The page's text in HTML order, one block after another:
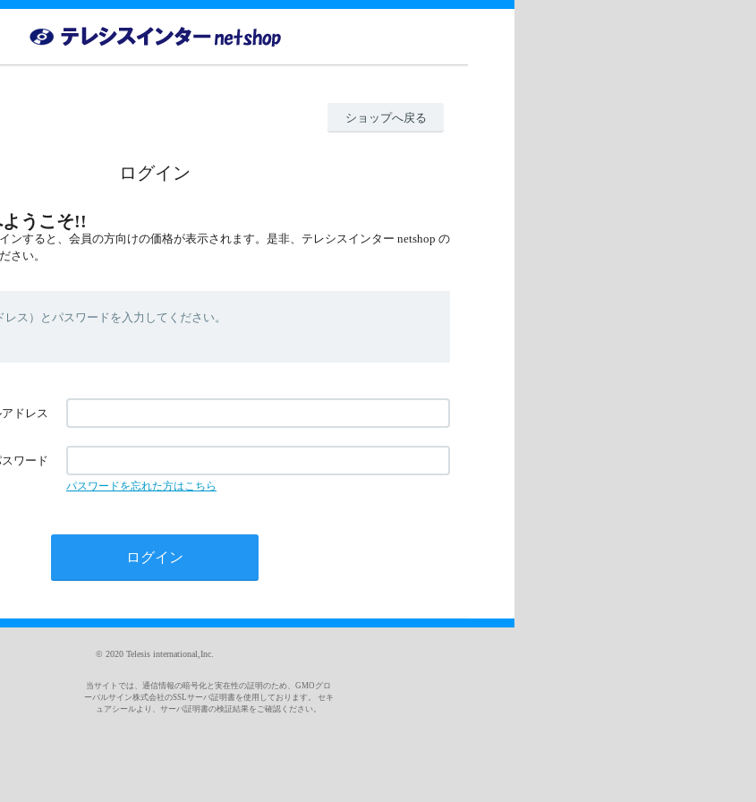
ショップへ戻る
ログイン
うこそ!!
ンすると、会員の方向けの価格が表示されます。是非、テレシスインター netshop の
さい。
ス）とパスワードを入力してください。
ドレス
ワード
パスワードを忘れた方はこちら
© 2020 Telesis international,Inc.
当サイトでは、通信情報の暗号化と実在性の証明のため、GMOグロ
ーバルサイン株式会社のSSLサーバ証明書を使用しております。 セキ
ュアシールより、サーバ証明書の検証結果をご確認ください。